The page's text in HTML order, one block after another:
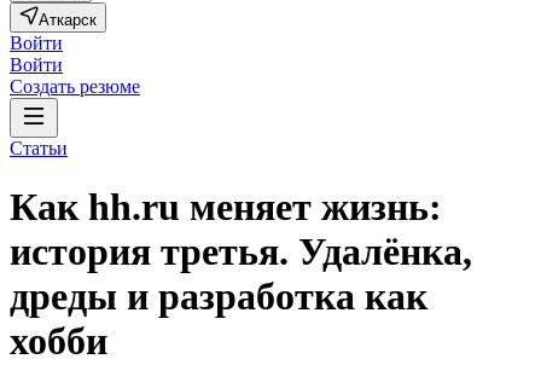
Аткарск
Войти
Войти
Создать резюме
Статьи
Как hh.ru меняет жизнь:
история третья. Удалёнка,
дреды и разработка как
хобби